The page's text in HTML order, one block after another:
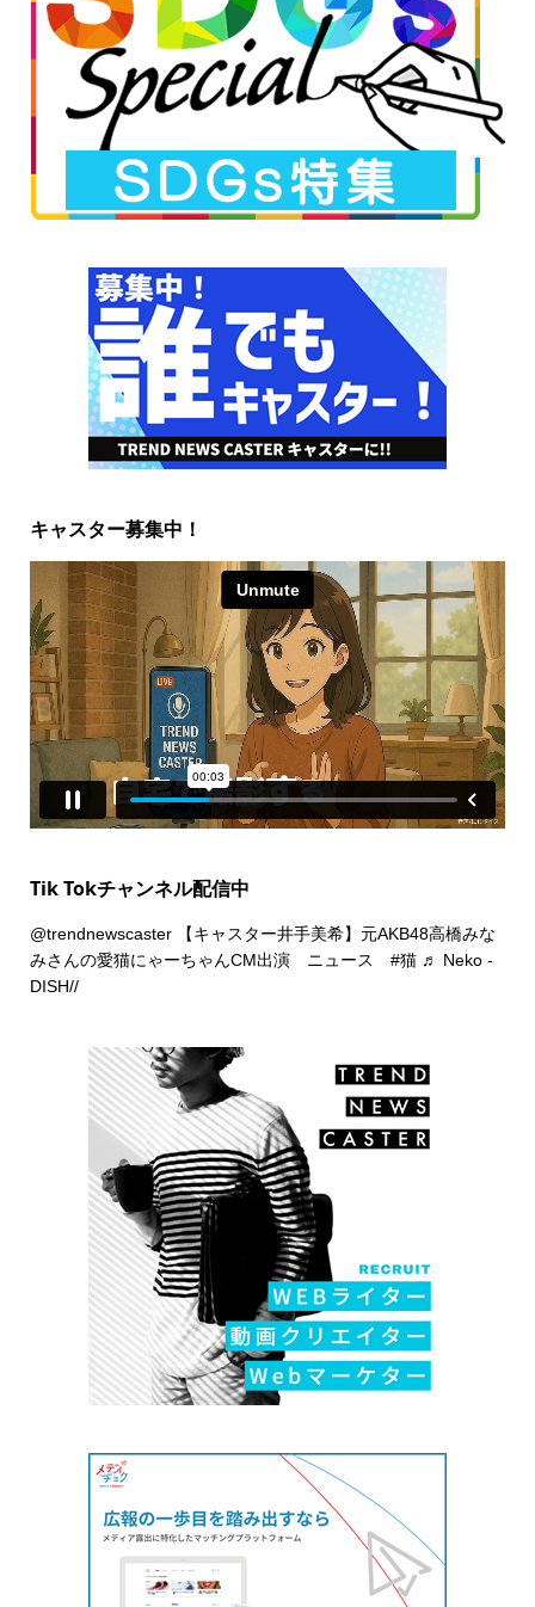
キャスター募集中！
Tik Tokチャンネル配信中
@trendnewscaster【キャスター井手美希】元AKB48高橋みな
みさんの愛猫にゃーちゃんCM出演 ニュース #猫 ♬ Neko -
DISH//